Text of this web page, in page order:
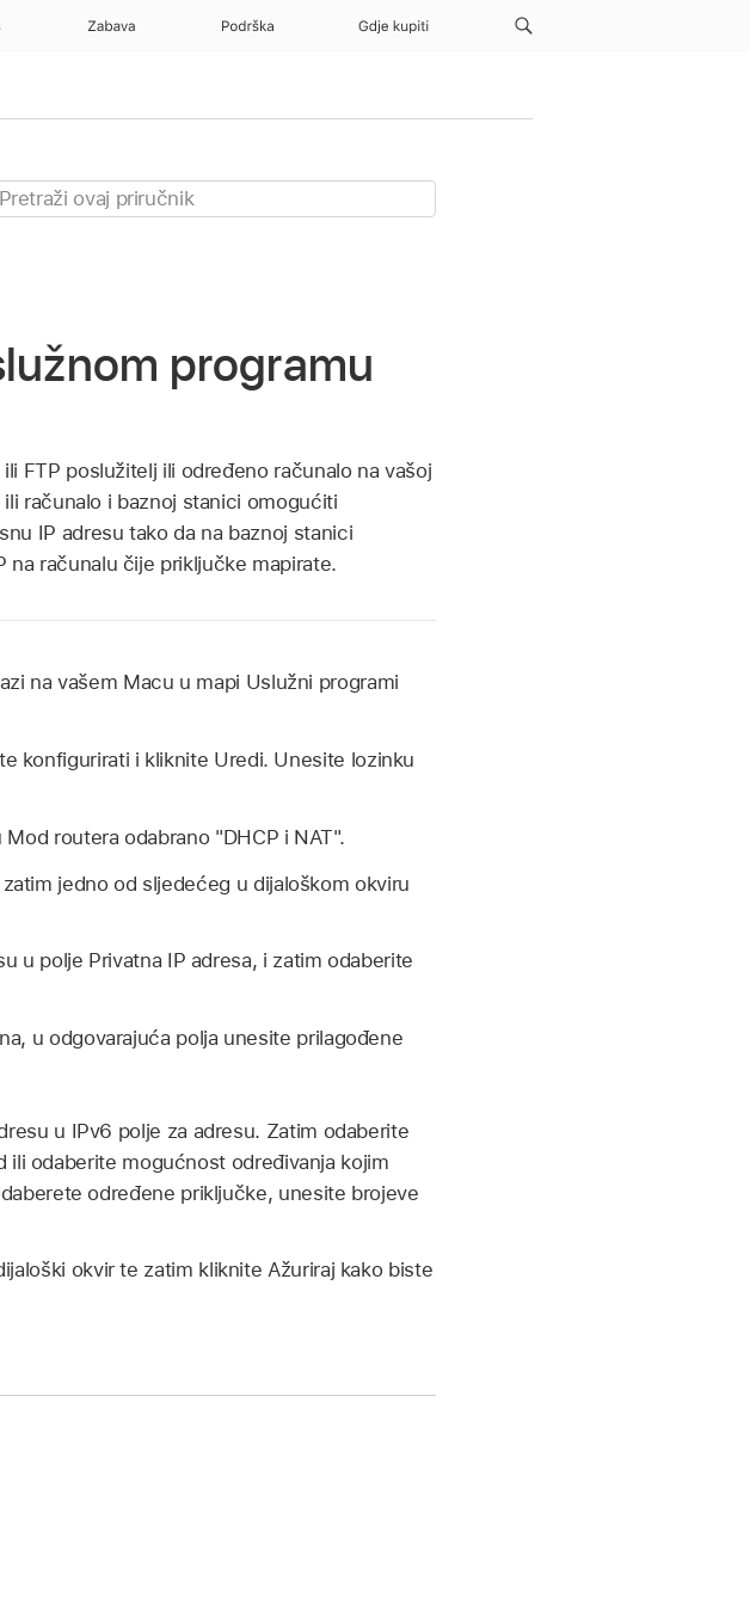
Zabava Podrška Gdje kupiti
programu
FTP poslužitelj ili određeno računalo na vašoj
računalo i baznoj stanici omogućiti
IP adresu tako da na baznoj stanici
na računalu čije priključke mapirate.
na vašem Macu u mapi Uslužni programi
konfigurirati i kliknite Uredi. Unesite lozinku
routera odabrano "DHCP i NAT".
jedno od sljedećeg u dijaloškom okviru
u polje Privatna IP adresa, i zatim odaberite
u odgovarajuća polja unesite prilagođene
u IPv6 polje za adresu. Zatim odaberite
odaberite mogućnost određivanja kojim
određene priključke, unesite brojeve
okvir te zatim kliknite Ažuriraj kako biste